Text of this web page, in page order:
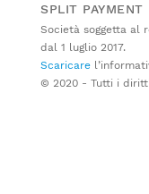
SPLIT PAYMENT
Società soggetta al
dal 1 luglio 2017.
Scaricare
© 2020 - Tutti i